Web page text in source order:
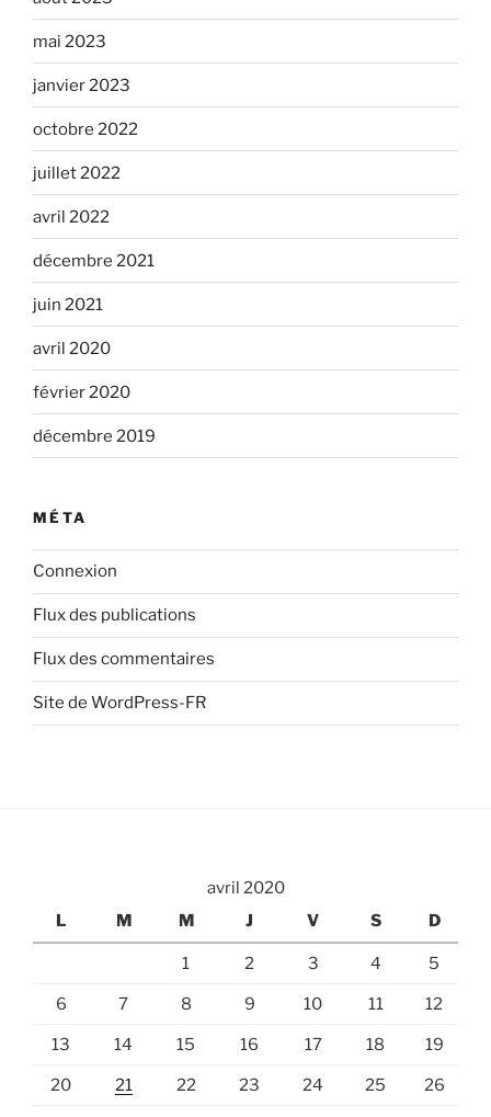
mai 2023
janvier 2023
octobre 2022
juillet 2022
avril 2022
décembre 2021
juin 2021
avril 2020
février 2020
décembre 2019
MÉTA
Connexion
Flux des publications
Flux des commentaires
Site de WordPress-FR
avril 2020
L
M M J V S D
1 2 3 4 5
6 7 8 9 10 11 12
13 14 15 16 17 18 19
20 21 22 23 24 25 26